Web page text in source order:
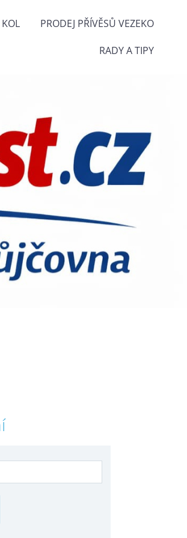
PRODEJ PŘÍVĚSŮ VEZEKO
RADY A TIPY